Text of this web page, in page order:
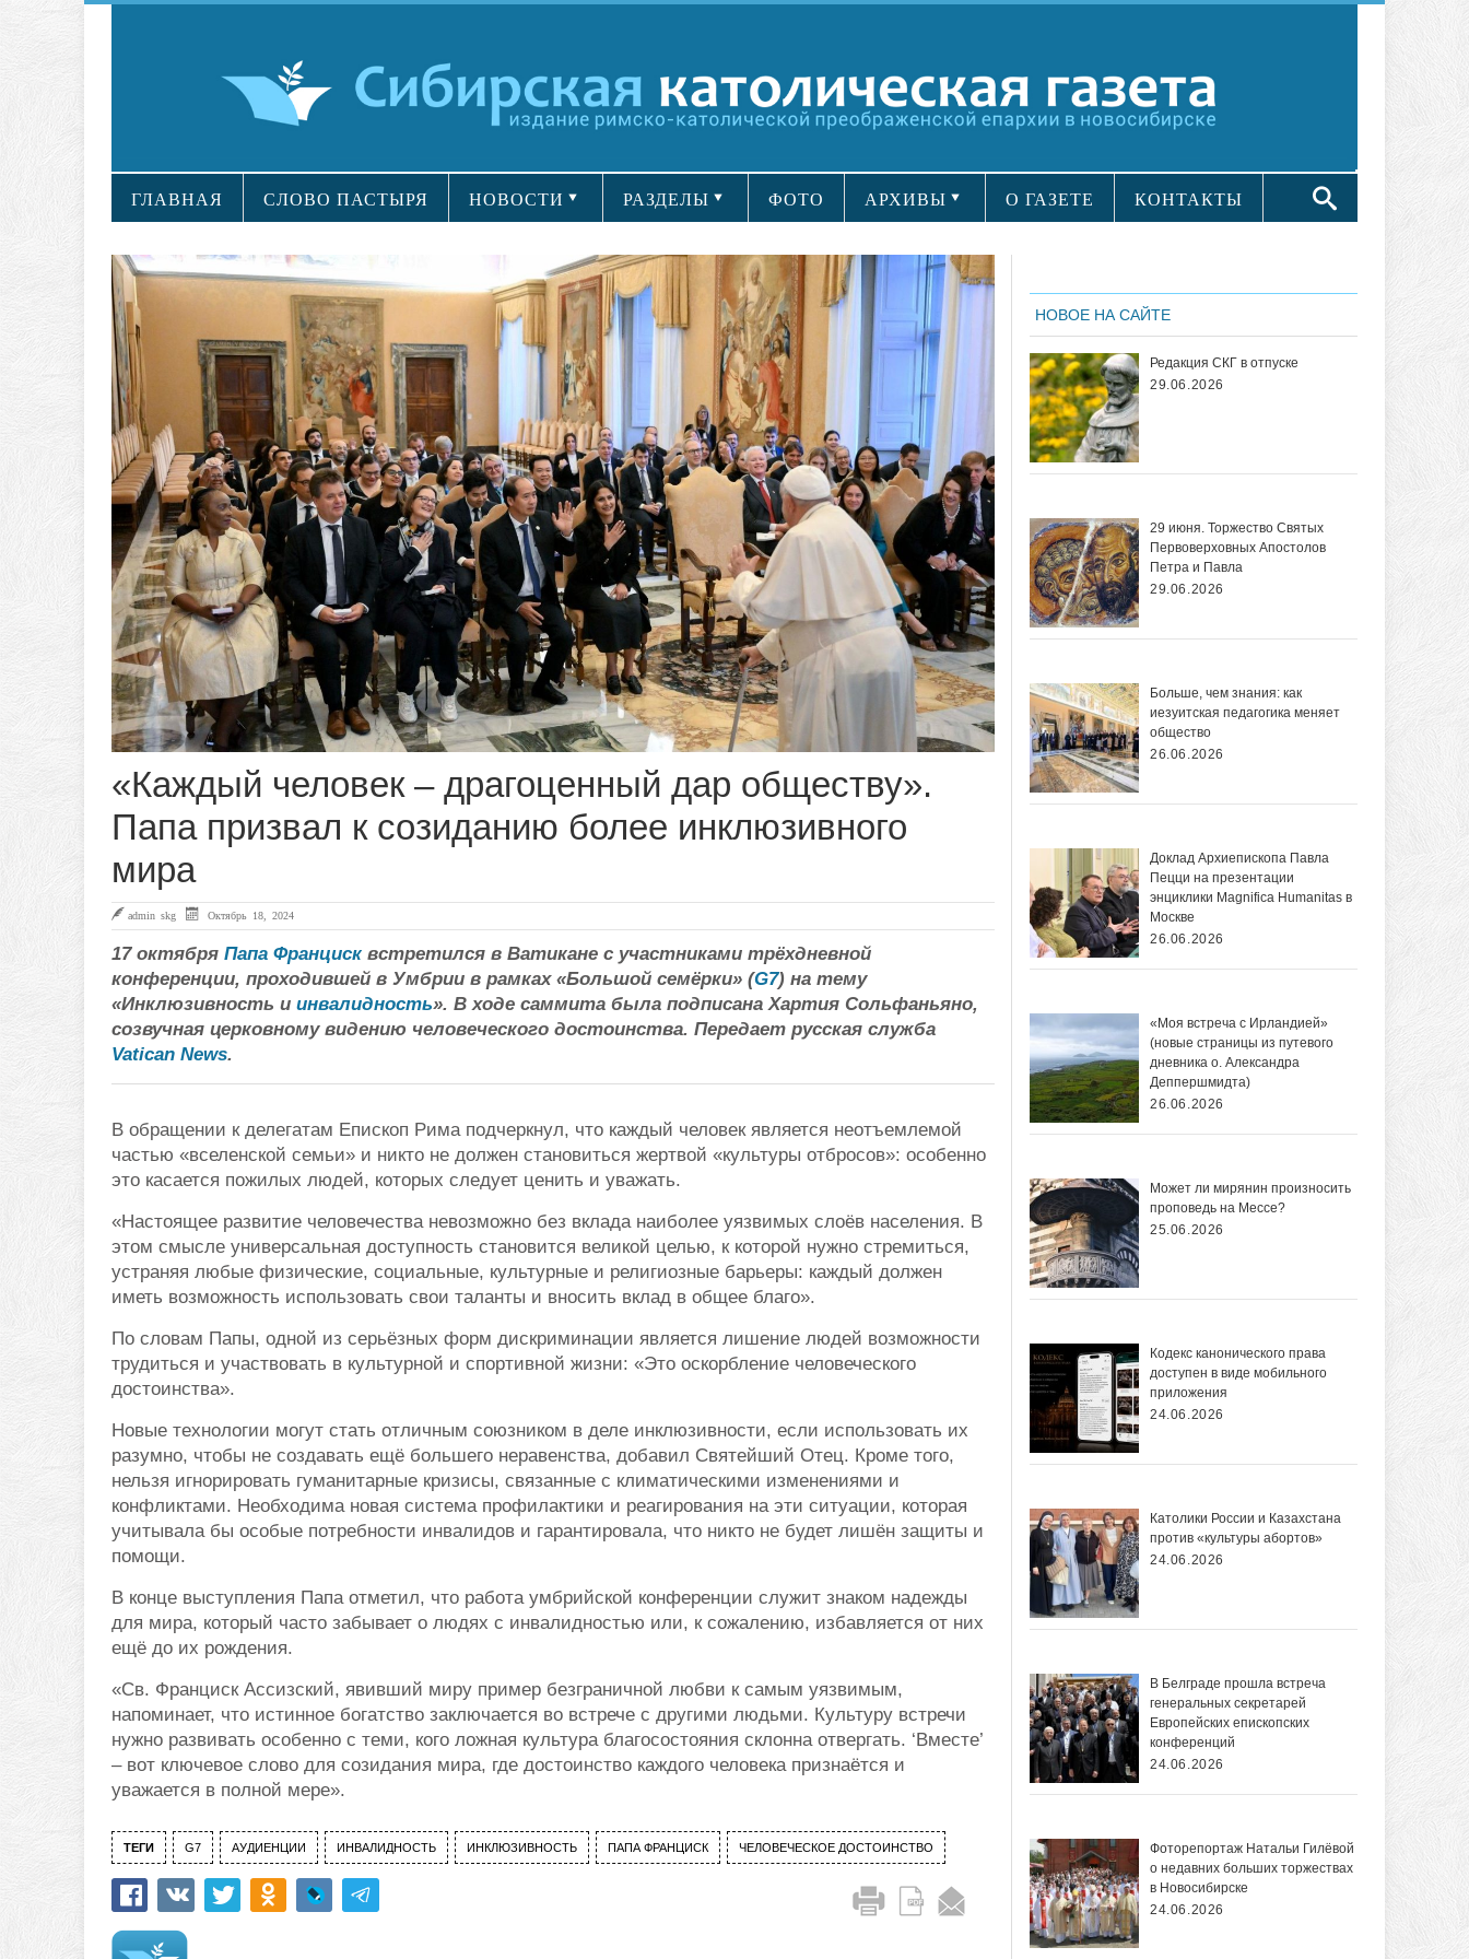
ГЛАВНАЯ СЛОВО ПАСТЫРЯ НОВОСТИ РАЗДЕЛЫ ФОТО АРХИВЫ О ГАЗЕТЕ КОНТАКТЫ
«Каждый человек – драгоценный дар обществу».
Папа призвал к созиданию более инклюзивного
мира
admin skg Октябрь 18, 2024
17 октября Папа Франциск встретился в Ватикане с участниками трёхдневной
конференции, проходившей в Умбрии в рамках «Большой семёрки» (G7) на тему
«Инклюзивность и инвалидность». В ходе саммита была подписана Хартия Сольфаньяно,
созвучная церковному видению человеческого достоинства. Передает русская служба
Vatican News.
В обращении к делегатам Епископ Рима подчеркнул, что каждый человек является неотъемлемой
частью «вселенской семьи» и никто не должен становиться жертвой «культуры отбросов»: особенно
это касается пожилых людей, которых следует ценить и уважать.
«Настоящее развитие человечества невозможно без вклада наиболее уязвимых слоёв населения. В
этом смысле универсальная доступность становится великой целью, к которой нужно стремиться,
устраняя любые физические, социальные, культурные и религиозные барьеры: каждый должен
иметь возможность использовать свои таланты и вносить вклад в общее благо».
По словам Папы, одной из серьёзных форм дискриминации является лишение людей возможности
трудиться и участвовать в культурной и спортивной жизни: «Это оскорбление человеческого
достоинства».
Новые технологии могут стать отличным союзником в деле инклюзивности, если использовать их
разумно, чтобы не создавать ещё большего неравенства, добавил Святейший Отец. Кроме того,
нельзя игнорировать гуманитарные кризисы, связанные с климатическими изменениями и
конфликтами. Необходима новая система профилактики и реагирования на эти ситуации, которая
учитывала бы особые потребности инвалидов и гарантировала, что никто не будет лишён защиты и
помощи.
В конце выступления Папа отметил, что работа умбрийской конференции служит знаком надежды
для мира, который часто забывает о людях с инвалидностью или, к сожалению, избавляется от них
ещё до их рождения.
«Св. Франциск Ассизский, явивший миру пример безграничной любви к самым уязвимым,
напоминает, что истинное богатство заключается во встрече с другими людьми. Культуру встречи
нужно развивать особенно с теми, кого ложная культура благосостояния склонна отвергать. ‘Вместе’
– вот ключевое слово для созидания мира, где достоинство каждого человека признаётся и
уважается в полной мере».
ТЕГИ G7 АУДИЕНЦИИ ИНВАЛИДНОСТЬ ИНКЛЮЗИВНОСТЬ ПАПА ФРАНЦИСК ЧЕЛОВЕЧЕСКОЕ ДОСТОИНСТВО
НОВОЕ НА САЙТЕ
Редакция СКГ в отпуске
29.06.2026
29 июня. Торжество Святых
Первоверховных Апостолов
Петра и Павла
29.06.2026
Больше, чем знания: как
иезуитская педагогика меняет
общество
26.06.2026
Доклад Архиепископа Павла
Пецци на презентации
энциклики Magnifica Нumanitas в
Москве
26.06.2026
«Моя встреча с Ирландией»
(новые страницы из путевого
дневника о. Александра
Деппершмидта)
26.06.2026
Может ли мирянин произносить
проповедь на Мессе?
25.06.2026
Кодекс канонического права
доступен в виде мобильного
приложения
24.06.2026
Католики России и Казахстана
против «культуры абортов»
24.06.2026
В Белграде прошла встреча
генеральных секретарей
Европейских епископских
конференций
24.06.2026
Фоторепортаж Натальи Гилёвой
о недавних больших торжествах
в Новосибирске
24.06.2026